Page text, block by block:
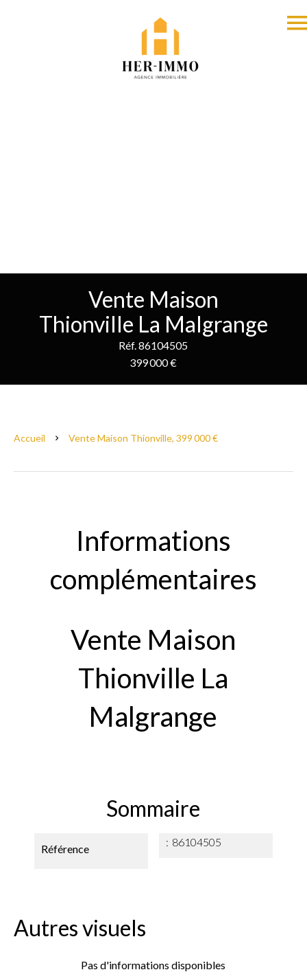
Vente Maison
Thionville La Malgrange
Réf. 86104505
399 000 €
Accueil Vente Maison Thionville, 399 000 €
Informations
complémentaires
Vente Maison
Thionville La
Malgrange
Sommaire
Référence
86104505
Autres visuels
Pas d'informations disponibles